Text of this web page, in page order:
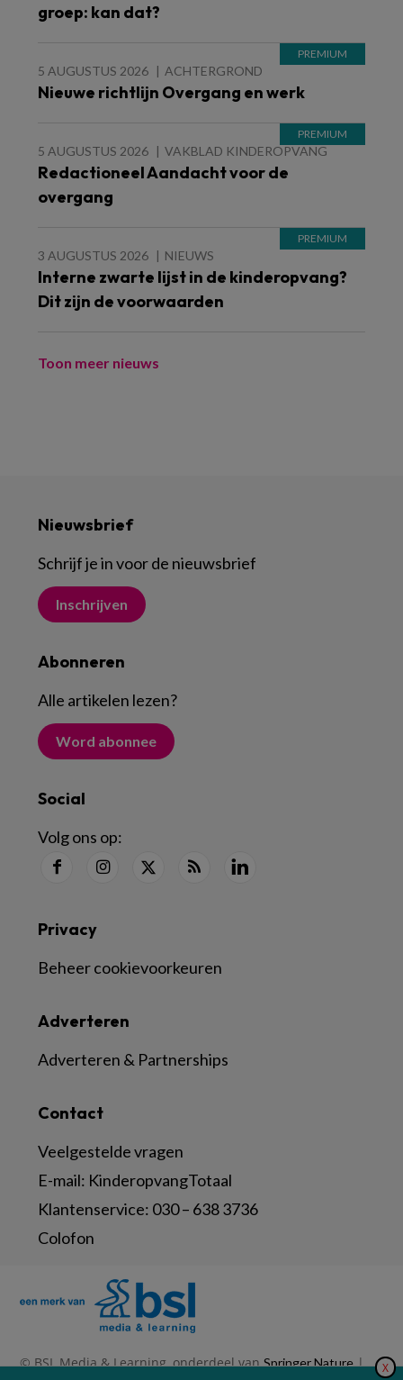
groep: kan dat?
5 AUGUSTUS 2026 ACHTERGROND
Nieuwe richtlijn Overgang en werk
5 AUGUSTUS 2026 VAKBLAD KINDEROPVANG
Redactioneel Aandacht voor de
overgang
3 AUGUSTUS 2026 NIEUWS
Interne zwarte lijst in de kinderopvang?
Dit zijn de voorwaarden
Toon meer nieuws
Nieuwsbrief
Schrijf je in voor de nieuwsbrief
Inschrijven
Abonneren
Alle artikelen lezen?
Word abonnee
Social
Volg ons op:
Contact
Veelgestelde vragen
E-mail: KinderopvangTotaal
Klantenservice: 030 – 638 3736
Colofon
Adverteren
Adverteren & Partnerships
Privacy
Beheer cookievoorkeuren
© BSL Media & Learning, onderdeel vanSpringer Nature| X